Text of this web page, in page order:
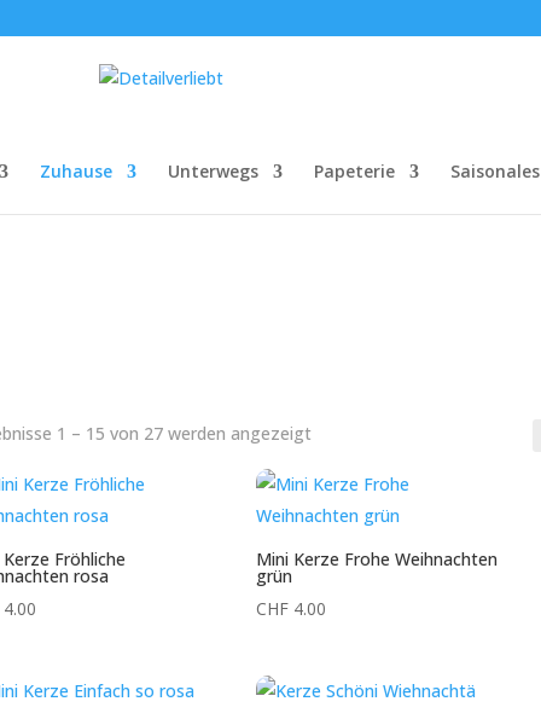
Zuhause Unterwegs Papeterie Saisonales
1 – 15 von 27 werden angezeigtNach
sortiert
Fröhliche
rosa
Mini Kerze Frohe Weihnachten
grün
CHF 4.00